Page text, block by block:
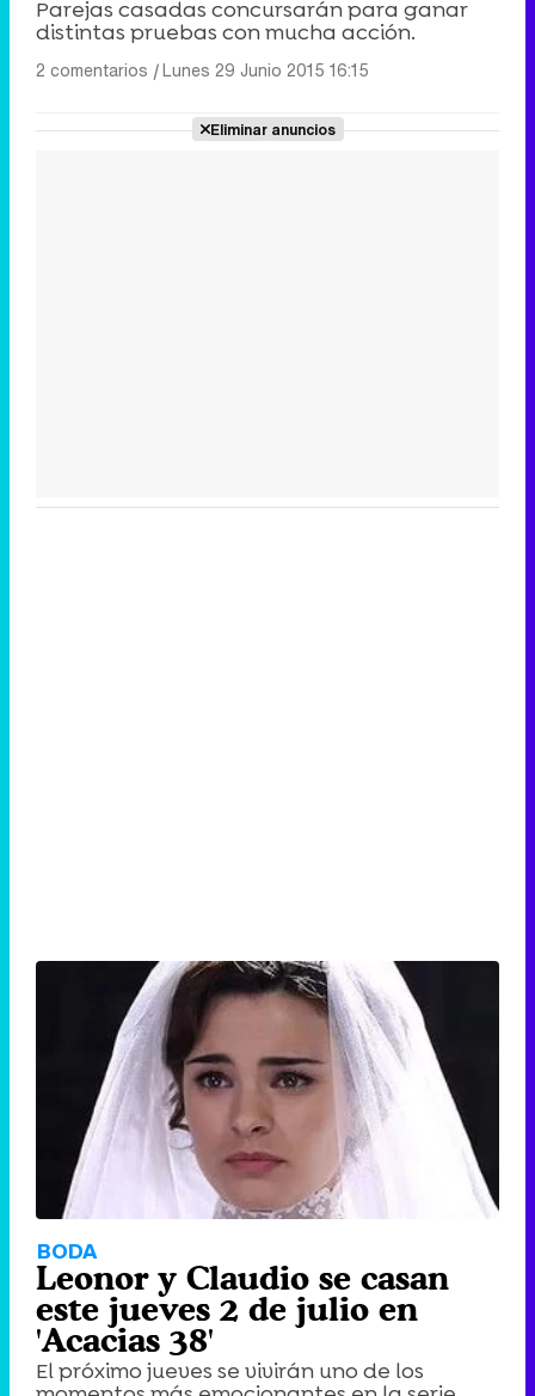
Parejas casadas concursarán para ganar
distintas pruebas con mucha acción.
2 comentarios |Lunes 29 Junio 2015 16:15
Eliminar anuncios
BODA
Leonor y Claudio se casan
este jueves 2 de julio en
'Acacias 38'
El próximo jueves se vivirán uno de los